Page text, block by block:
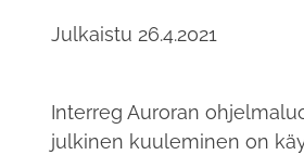
Julkaistu 26.4.2021
Interreg Auroran
julkinen kuuleminen on